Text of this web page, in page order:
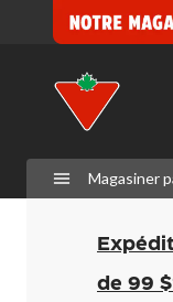
Magasiner
de 99